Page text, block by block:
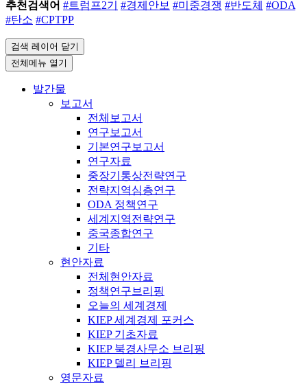
추천검색어 #트럼프2기 #경제안보 #미중경쟁 #반도체 #ODA
#탄소 #CPTPP
검색 레이어 닫기
전체메뉴 열기
발간물
보고서
전체보고서
연구보고서
기본연구보고서
연구자료
중장기통상전략연구
전략지역심층연구
ODA 정책연구
세계지역전략연구
중국종합연구
기타
현안자료
전체현안자료
정책연구브리핑
오늘의 세계경제
KIEP 세계경제 포커스
KIEP 기초자료
KIEP 북경사무소 브리핑
KIEP 델리 브리핑
영문자료